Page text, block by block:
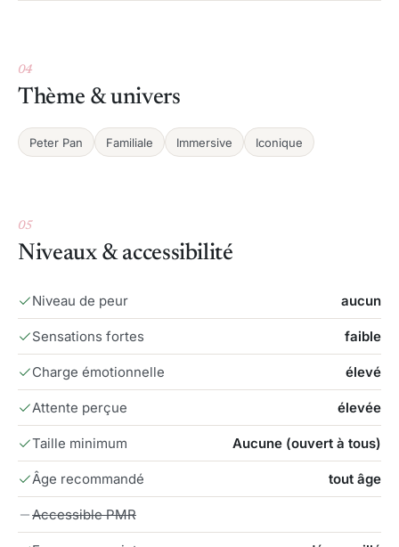
04
Thème & univers
Peter Pan Familiale Immersive Iconique
05
Niveaux & accessibilité
Niveau de peur aucun
Sensations fortes faible
Charge émotionnelle élevé
Attente perçue élevée
Taille minimum Aucune (ouvert à tous)
Âge recommandé tout âge
Accessible PMR